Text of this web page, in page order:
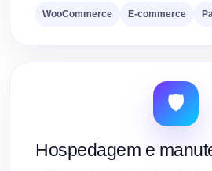
WooCommerce E-commerce
🛡️
Hospedagem e